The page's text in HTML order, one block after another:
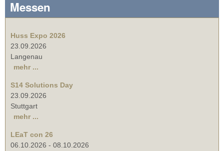
Messen
Huss Expo 2026
23.09.2026
Langenau
mehr ...
S14 Solutions Day
23.09.2026
Stuttgart
mehr ...
LEaT con 26
06.10.2026 - 08.10.2026